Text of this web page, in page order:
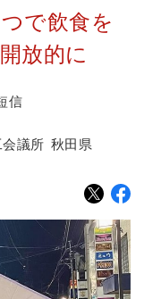
で飲食を
放的に
信
議所 秋田県